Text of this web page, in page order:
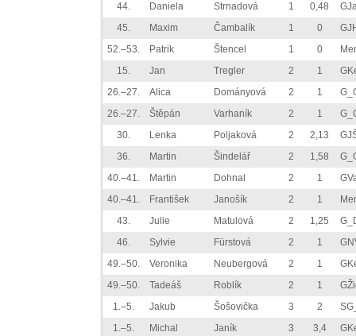
44.
Daniela Strnadová 1 0,48
45.
Maxim Čambalík 1 0
52.–53.
Patrik Štencel 1 0
15.
Jan Tregler 2 1
26.–27.
Alica Dományová 2 1
26.–27.
Štěpán Varhaník 2 1
30.
Lenka Poljaková 2 2,13
36.
Martin Šindelář 2 1,58
40.–41.
Martin Dohnal 2 1
40.–41.
František Janošík 2 1
43.
Julie Matulová 2 1,25
46.
Sylvie Fürstová 2 1
49.–50.
Veronika Neubergová 2 1
49.–50.
Tadeáš Roblík 2 1
1.–5.
Jakub Šošovička 3 2
1.–5.
Michal Janík 3 3,4